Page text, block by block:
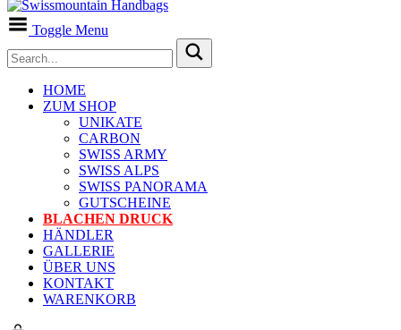
Toggle Menu
HOME
ZUM SHOP
UNIKATE
CARBON
SWISS ARMY
SWISS ALPS
SWISS PANORAMA
GUTSCHEINE
BLACHEN DRUCK
HÄNDLER
GALLERIE
ÜBER UNS
KONTAKT
WARENKORB